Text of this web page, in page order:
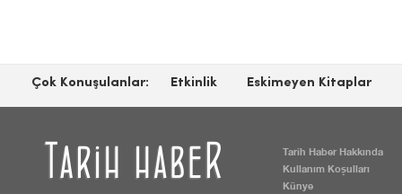
Çok Konuşulanlar: Etkinlik Eskimeyen Kitaplar
Tarih Haber Hakkında
Kullanım Koşulları
Künye